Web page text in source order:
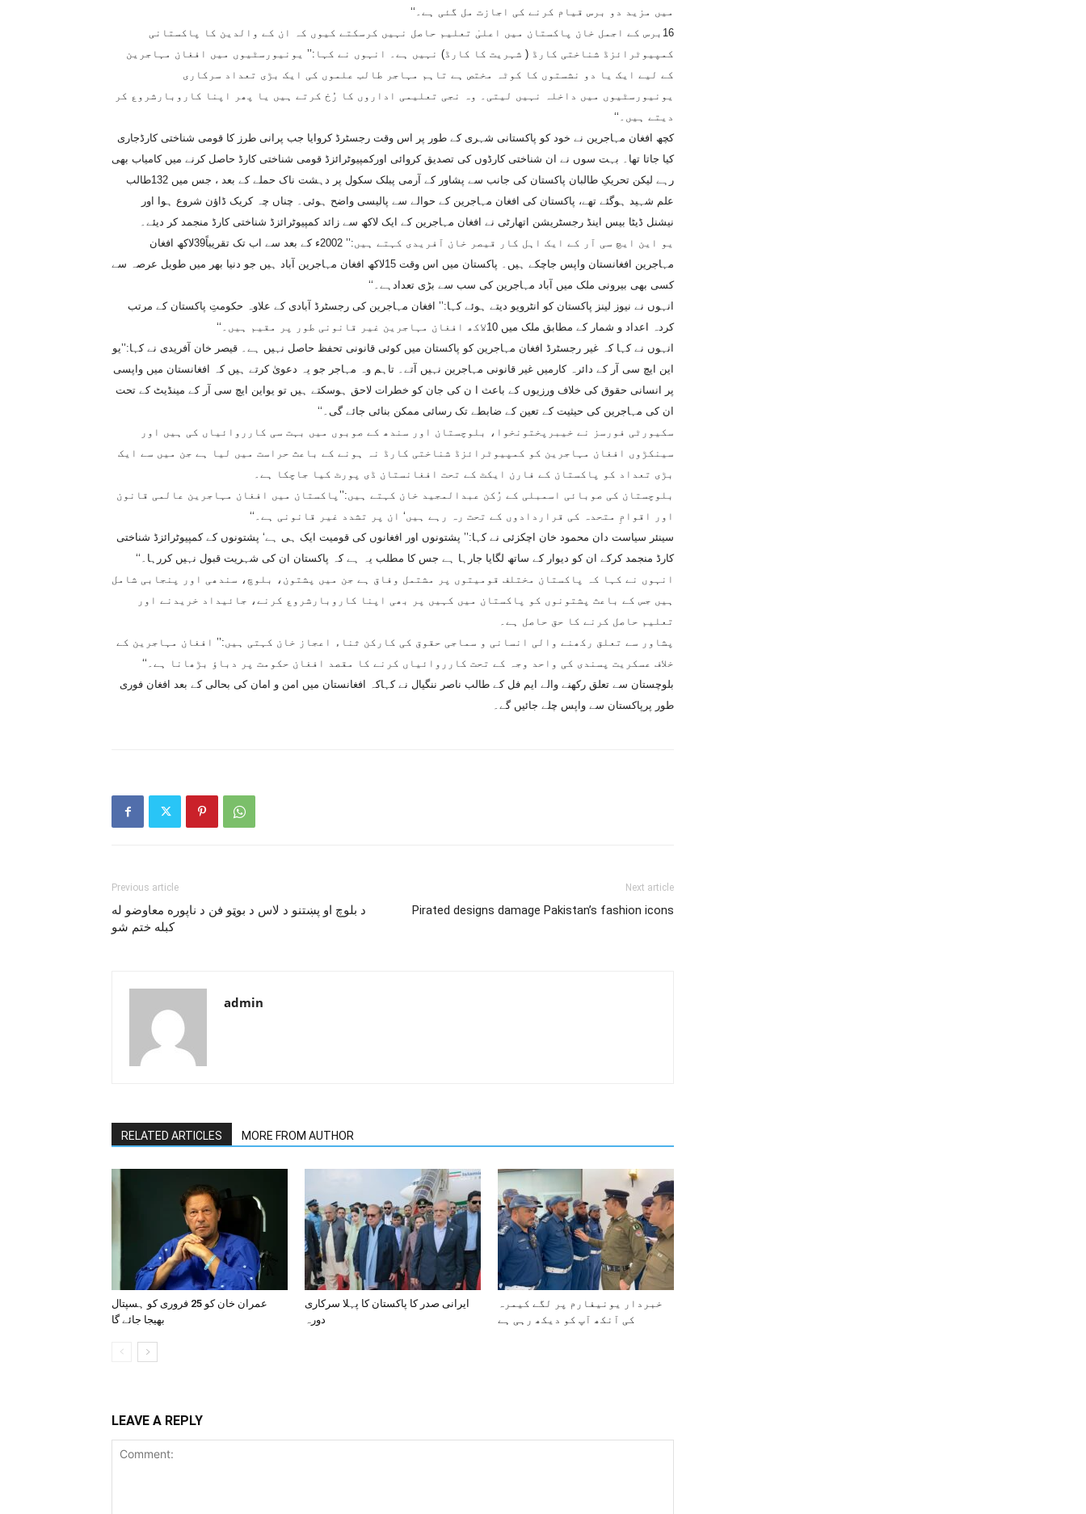
میں مزید دو برس قیام کرنے کی اجازت مل گئی ہے۔‘‘
16برس کے اجمل خان پاکستان میں اعلیٰ تعلیم حاصل نہیں کرسکتے کیوں کہ ان کے والدین کا پاکستانی
کمپیوٹرائزڈ شناختی کارڈ ( شہریت کا کارڈ) نہیں ہے۔ انہوں نے کہا:’’ یونیورسٹیوں میں افغان مہاجرین
کے لیے ایک یا دو نشستوں کا کوٹہ مختص ہے تاہم مہاجر طالب علموں کی ایک بڑی تعداد سرکاری
یونیورسٹیوں میں داخلہ نہیں لیتی۔ وہ نجی تعلیمی اداروں کا رُخ کرتے ہیں یا پھر اپنا کاروبارشروع کر
دیتے ہیں۔‘‘
کچھ افغان مہاجرین نے خود کو پاکستانی شہری کے طور پر اس وقت رجسٹرڈ کروایا جب پرانی طرز کا قومی شناختی کارڈجاری
کیا جاتا تھا۔ بہت سوں نے ان شناختی کارڈوں کی تصدیق کروائی اورکمپیوٹرائزڈ قومی شناختی کارڈ حاصل کرنے میں کامیاب بھی
رہے لیکن تحریکِ طالبان پاکستان کی جانب سے پشاور کے آرمی پبلک سکول پر دہشت ناک حملے کے بعد ، جس میں 132طالب
علم شہید ہوگئے تھے، پاکستان کی افغان مہاجرین کے حوالے سے پالیسی واضح ہوئی۔ چناں چہ کریک ڈاؤن شروع ہوا اور
نیشنل ڈیٹا بیس اینڈ رجسٹریشن اتھارٹی نے افغان مہاجرین کے ایک لاکھ سے زائد کمپیوٹرائزڈ شناختی کارڈ منجمد کر دیئے۔
یو این ایچ سی آر کے ایک اہل کار قیصر خان آفریدی کہتے ہیں:’’ 2002ء کے بعد سے اب تک تقریباً39لاکھ افغان
مہاجرین افغانستان واپس جاچکے ہیں۔ پاکستان میں اس وقت 15لاکھ افغان مہاجرین آباد ہیں جو دنیا بھر میں طویل عرصہ سے
کسی بھی بیرونی ملک میں آباد مہاجرین کی سب سے بڑی تعدادہے۔‘‘
انہوں نے نیوز لینز پاکستان کو انٹرویو دیتے ہوئے کہا:’’ افغان مہاجرین کی رجسٹرڈ آبادی کے علاوہ حکومتِ پاکستان کے مرتب
کردہ اعداد و شمار کے مطابق ملک میں 10لاکھ افغان مہاجرین غیر قانونی طور پر مقیم ہیں۔‘‘
انہوں نے کہا کہ غیر رجسٹرڈ افغان مہاجرین کو پاکستان میں کوئی قانونی تحفظ حاصل نہیں ہے۔ قیصر خان آفریدی نے کہا:’’یو
این ایچ سی آر کے دائرہ کارمیں غیر قانونی مہاجرین نہیں آتے۔ تاہم وہ مہاجر جو یہ دعویٰ کرتے ہیں کہ افغانستان میں واپسی
پر انسانی حقوق کی خلاف ورزیوں کے باعث ا ن کی جان کو خطرات لاحق ہوسکتے ہیں تو یواین ایچ سی آر کے مینڈیٹ کے تحت
ان کی مہاجرین کی حیثیت کے تعین کے ضابطے تک رسائی ممکن بنائی جائے گی۔‘‘
سکیورٹی فورسز نے خیبرپختونخوا، بلوچستان اور سندھ کے صوبوں میں بہت سی کارروائیاں کی ہیں اور
سینکڑوں افغان مہاجرین کو کمپیوٹرائزڈ شناختی کارڈ نہ ہونے کے باعث حراست میں لیا ہے جن میں سے ایک
بڑی تعداد کو پاکستان کے فارن ایکٹ کے تحت افغانستان ڈی پورٹ کیا جاچکا ہے۔
بلوچستان کی صوبائی اسمبلی کے رُکن عبدالمجید خان کہتے ہیں:’’پاکستان میں افغان مہاجرین عالمی قانون
اور اقوامِ متحدہ کی قراردادوں کے تحت رہ رہے ہیں‘ ان پر تشدد غیر قانونی ہے۔‘‘
سینئر سیاست دان محمود خان اچکزئی نے کہا:’’ پشتونوں اور افغانوں کی قومیت ایک ہی ہے‘ پشتونوں کے کمپیوٹرائزڈ شناختی
کارڈ منجمد کرکے ان کو دیوار کے ساتھ لگایا جارہا ہے جس کا مطلب یہ ہے کہ پاکستان ان کی شہریت قبول نہیں کررہا۔‘‘
انہوں نے کہا کہ پاکستان مختلف قومیتوں پر مشتمل وفاق ہے جن میں پشتون، بلوچ، سندھی اور پنجابی شامل
ہیں جس کے باعث پشتونوں کو پاکستان میں کہیں پر بھی اپنا کاروبارشروع کرنے، جائیداد خریدنے اور
تعلیم حاصل کرنے کا حق حاصل ہے۔
پشاور سے تعلق رکھنے والی انسانی و سماجی حقوق کی کارکن ثناء اعجاز خان کہتی ہیں:’’ افغان مہاجرین کے
خلاف عسکریت پسندی کی واحد وجہ کے تحت کارروائیاں کرنے کا مقصد افغان حکومت پر دباؤ بڑھانا ہے۔‘‘
بلوچستان سے تعلق رکھنے والے ایم فل کے طالب ناصر ننگیال نے کہاکہ افغانستان میں امن و امان کی بحالی کے بعد افغان فوری
طور پرپاکستان سے واپس چلے جائیں گے۔
Previous article
د بلوچ او پښتنو د لاس د بوټو فن د ناپوره معاوضو له
کبله ختم شو
Next article
Pirated designs damage Pakistan’s fashion icons
admin
RELATED ARTICLES MORE FROM AUTHOR
عمران خان کو 25 فروری کو ہسپتال
بھیجا جائے گا
ایرانی صدر کا پاکستان کا پہلا سرکاری
دورہ
خبردار یونیفارم پر لگے کیمرہ
کی آنکھ آپ کو دیکھ رہی ہے
LEAVE A REPLY